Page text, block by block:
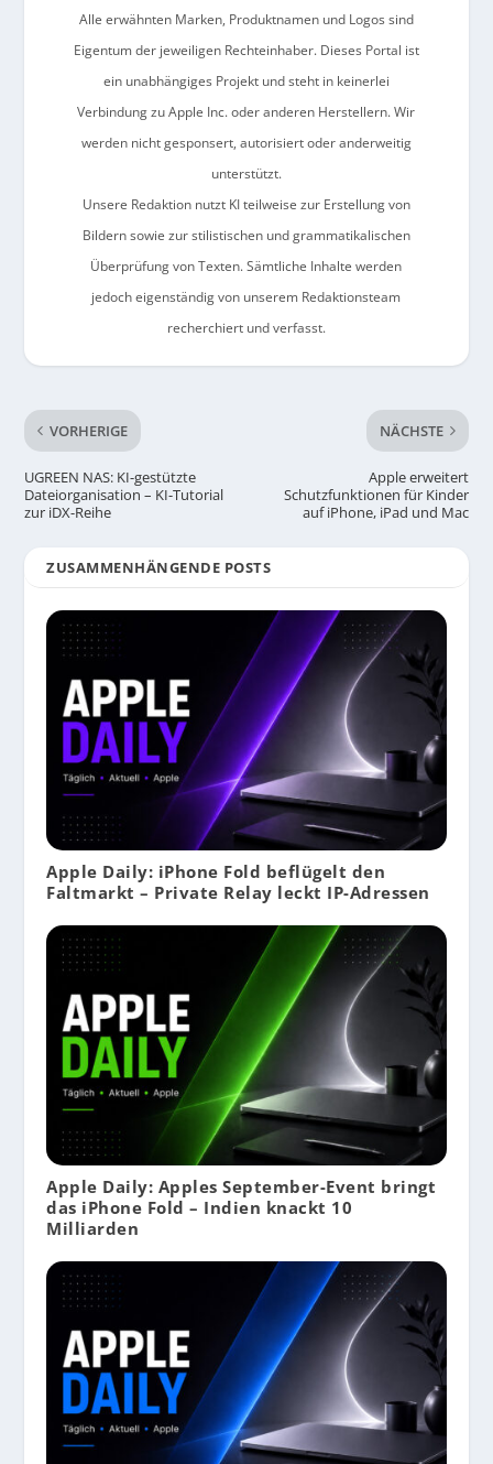
Alle erwähnten Marken, Produktnamen und Logos sind
Eigentum der jeweiligen Rechteinhaber. Dieses Portal ist
ein unabhängiges Projekt und steht in keinerlei
Verbindung zu Apple Inc. oder anderen Herstellern. Wir
werden nicht gesponsert, autorisiert oder anderweitig
unterstützt.
Unsere Redaktion nutzt KI teilweise zur Erstellung von
Bildern sowie zur stilistischen und grammatikalischen
Überprüfung von Texten. Sämtliche Inhalte werden
jedoch eigenständig von unserem Redaktionsteam
recherchiert und verfasst.
VORHERIGE
UGREEN NAS: KI-gestützte
Dateiorganisation – KI-Tutorial
zur iDX-Reihe
NÄCHSTE
Apple erweitert
Schutzfunktionen für Kinder
auf iPhone, iPad und Mac
ZUSAMMENHÄNGENDE POSTS
Apple Daily: iPhone Fold beflügelt den
Faltmarkt – Private Relay leckt IP-Adressen
Apple Daily: Apples September-Event bringt
das iPhone Fold – Indien knackt 10
Milliarden